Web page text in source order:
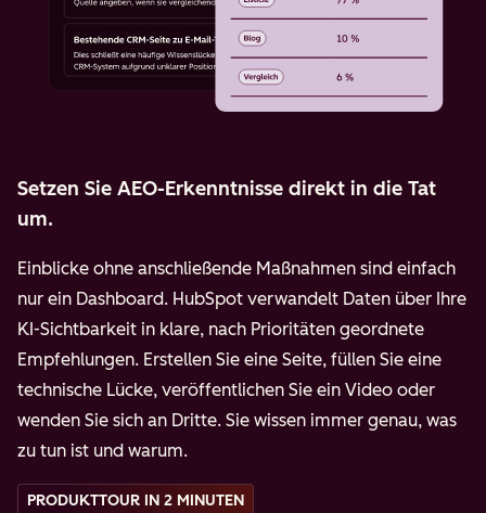
Setzen Sie AEO-Erkenntnisse direkt in die Tat
um.
Einblicke ohne anschließende Maßnahmen sind einfach
nur ein Dashboard. HubSpot verwandelt Daten über Ihre
KI-Sichtbarkeit in klare, nach Prioritäten geordnete
Empfehlungen. Erstellen Sie eine Seite, füllen Sie eine
technische Lücke, veröffentlichen Sie ein Video oder
wenden Sie sich an Dritte. Sie wissen immer genau, was
zu tun ist und warum.
PRODUKTTOUR IN 2 MINUTEN